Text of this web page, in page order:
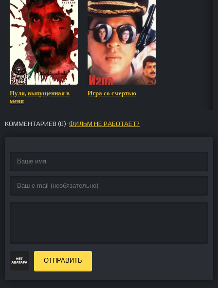
Пуля, выпущенная в
меня
Игра со смертью
КОММЕНТАРИЕВ (0) ФИЛЬМ НЕ РАБОТАЕТ?
ОТПРАВИТЬ